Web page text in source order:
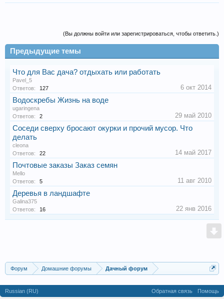
(Вы должны войти или зарегистрироваться, чтобы ответить.)
Предыдущие темы
Что для Вас дача? отдыхать или работать
Pavel_5
Ответов:
127 6 окт 2014
Водоскребы Жизнь на воде
ugaringena
Ответов:
2 29 май 2010
Соседи сверху бросают окурки и прочий мусор. Что
делать
cleona
Ответов:
22 14 май 2017
Почтовые заказы Заказ семян
Mello
Ответов:
5 11 авг 2010
Деревья в ландшафте
Galina375
Ответов:
16 22 янв 2016
Форум Домашние форумы Дачный форум
Russian (RU) Обратная связь Помощь